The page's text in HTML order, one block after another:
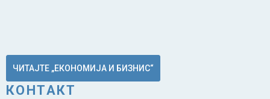
ЧИТАЈТЕ „ЕКОНОМИЈА И БИЗНИС“
КОНТАКТ